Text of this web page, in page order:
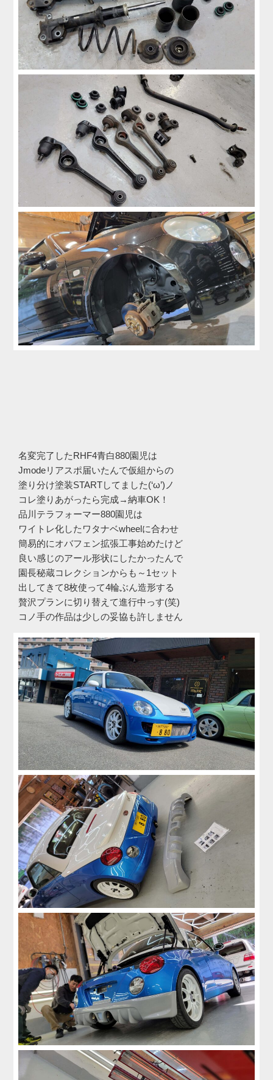
名変完了したRHF4青白880園児は
Jmodeリアスポ届いたんで仮組からの
塗り分け塗装STARTしてました(‘ω’)ノ
コレ塗りあがったら完成→納車OK！
品川テラフォーマー880園児は
ワイトレ化したワタナベwheelに合わせ
簡易的にオバフェン拡張工事始めたけど
良い感じのアール形状にしたかったんで
園長秘蔵コレクションからも～1セット
出してきて8枚使って4輪ぶん造形する
贅沢プランに切り替えて進行中っす(笑)
コノ手の作品は少しの妥協も許しません